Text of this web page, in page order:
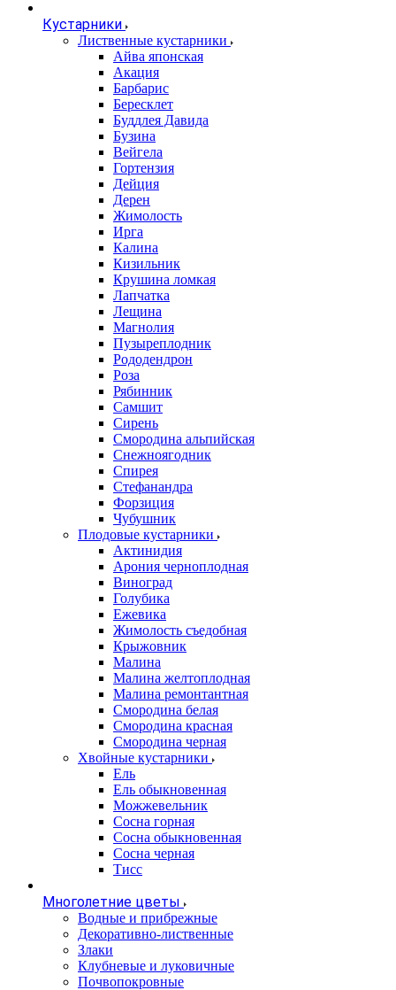
Кустарники
Лиственные кустарники
Айва японская
Акация
Барбарис
Бересклет
Буддлея Давида
Бузина
Вейгела
Гортензия
Дейция
Дерен
Жимолость
Ирга
Калина
Кизильник
Крушина ломкая
Лапчатка
Лещина
Магнолия
Пузыреплодник
Рододендрон
Роза
Рябинник
Самшит
Сирень
Смородина альпийская
Снежноягодник
Спирея
Стефанандра
Форзиция
Чубушник
Плодовые кустарники
Актинидия
Арония черноплодная
Виноград
Голубика
Ежевика
Жимолость съедобная
Крыжовник
Малина
Малина желтоплодная
Малина ремонтантная
Смородина белая
Смородина красная
Смородина черная
Хвойные кустарники
Ель
Ель обыкновенная
Можжевельник
Сосна горная
Сосна обыкновенная
Сосна черная
Тисс
Многолетние цветы
Водные и прибрежные
Декоративно-лиственные
Злаки
Клубневые и луковичные
Почвопокровные